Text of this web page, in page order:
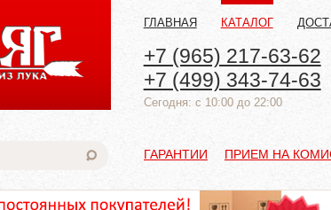
ГЛАВНАЯ КАТАЛОГ
+7 (965) 217-63-62
+7 (499) 343-74-63
Cегодня: с 10:00 до 22:00
ГАРАНТИИ ПРИЕМ НА